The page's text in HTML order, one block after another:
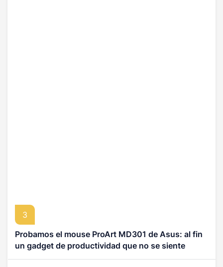
3
Probamos el mouse ProArt MD301 de Asus: al fin
un gadget de productividad que no se siente
ortopédico